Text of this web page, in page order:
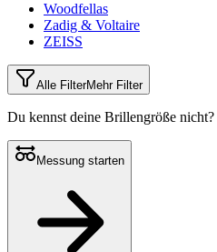
Woodfellas
Zadig & Voltaire
ZEISS
Alle FilterMehr Filter
Du kennst deine Brillengröße nicht?
Messung starten